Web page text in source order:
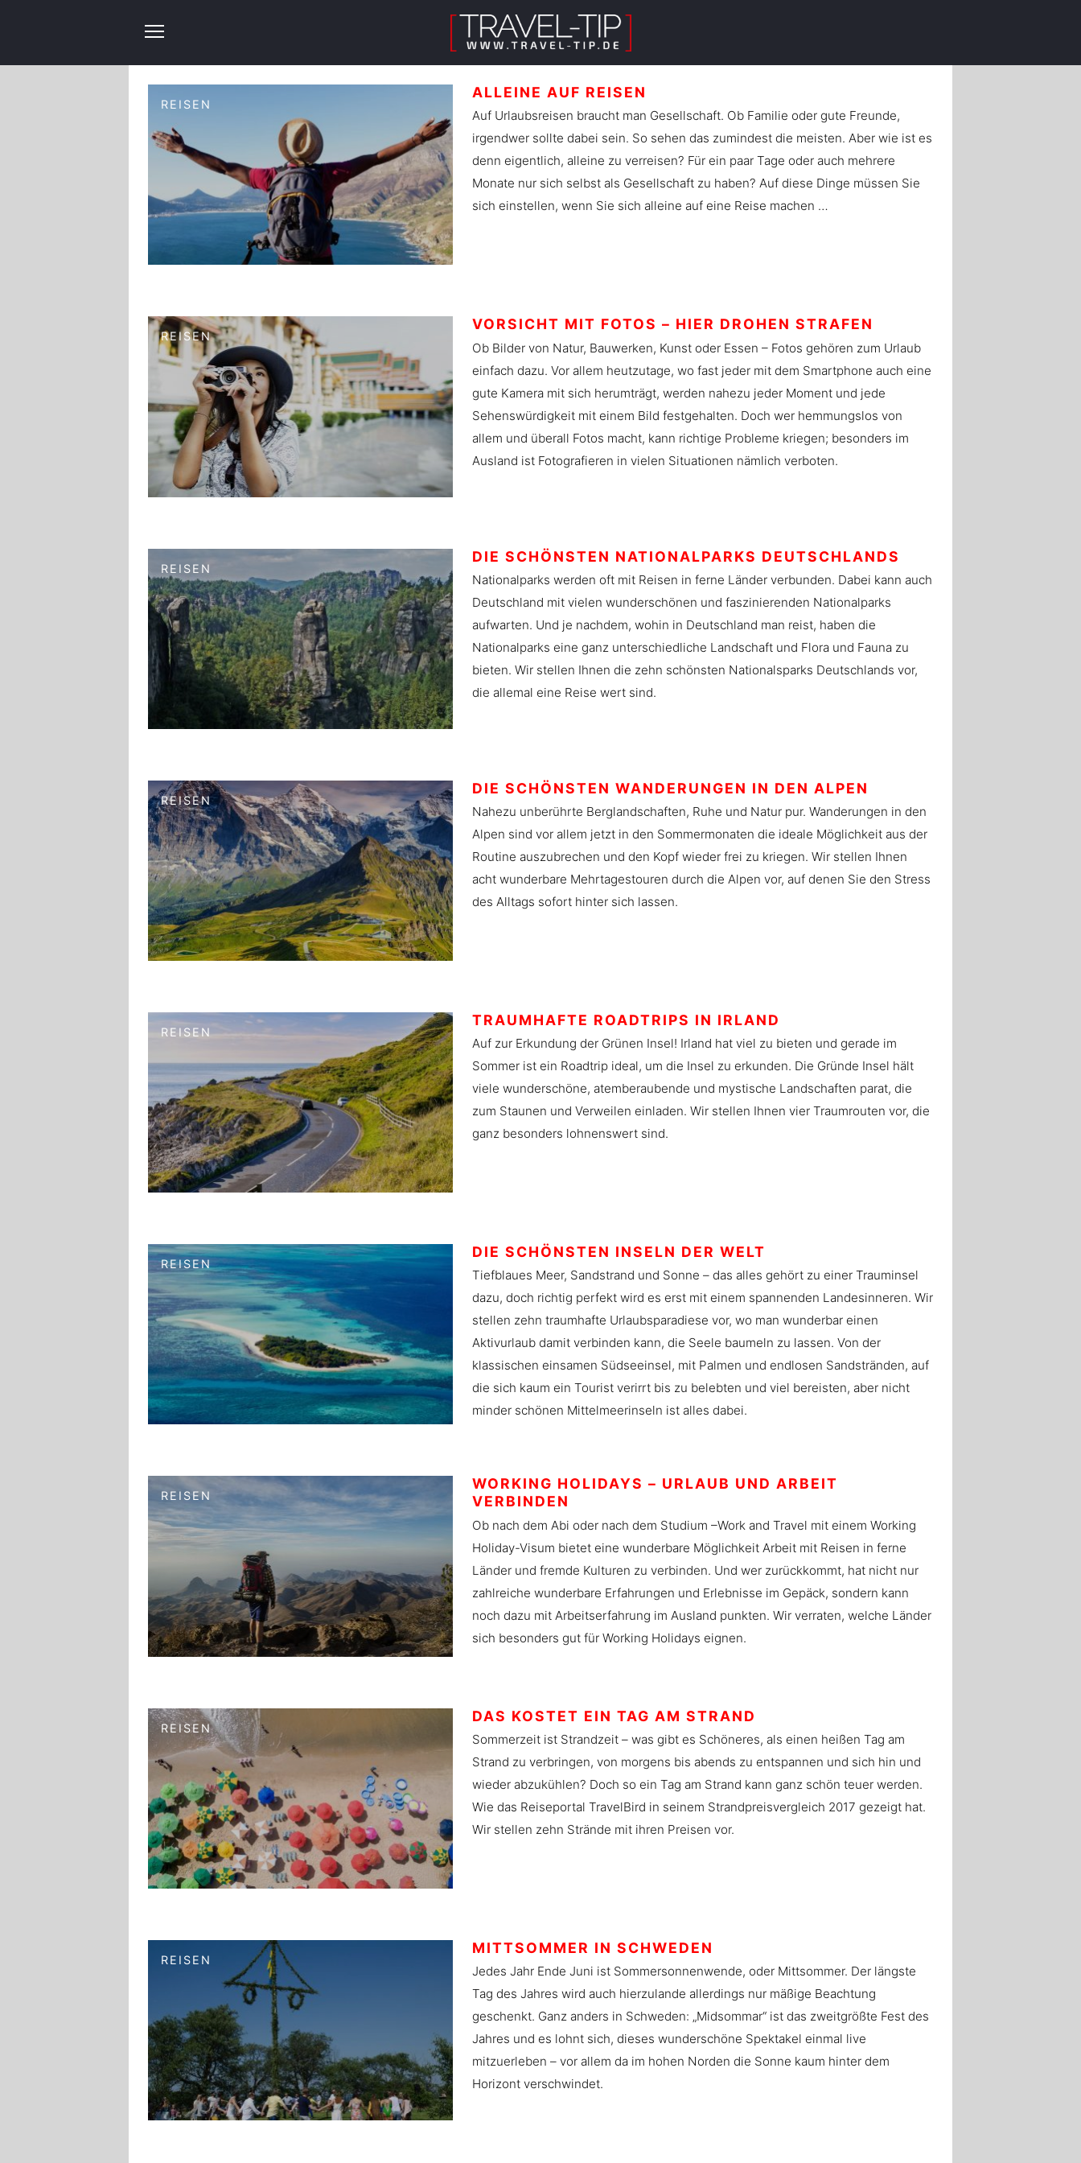
REISEN
ALLEINE AUF REISEN
Auf Urlaubsreisen braucht man Gesellschaft. Ob Familie oder gute Freunde,
irgendwer sollte dabei sein. So sehen das zumindest die meisten. Aber wie ist es
denn eigentlich, alleine zu verreisen? Für ein paar Tage oder auch mehrere
Monate nur sich selbst als Gesellschaft zu haben? Auf diese Dinge müssen Sie
sich einstellen, wenn Sie sich alleine auf eine Reise machen …
REISEN
VORSICHT MIT FOTOS – HIER DROHEN STRAFEN
Ob Bilder von Natur, Bauwerken, Kunst oder Essen – Fotos gehören zum Urlaub
einfach dazu. Vor allem heutzutage, wo fast jeder mit dem Smartphone auch eine
gute Kamera mit sich herumträgt, werden nahezu jeder Moment und jede
Sehenswürdigkeit mit einem Bild festgehalten. Doch wer hemmungslos von
allem und überall Fotos macht, kann richtige Probleme kriegen; besonders im
Ausland ist Fotografieren in vielen Situationen nämlich verboten.
REISEN
DIE SCHÖNSTEN NATIONALPARKS DEUTSCHLANDS
Nationalparks werden oft mit Reisen in ferne Länder verbunden. Dabei kann auch
Deutschland mit vielen wunderschönen und faszinierenden Nationalparks
aufwarten. Und je nachdem, wohin in Deutschland man reist, haben die
Nationalparks eine ganz unterschiedliche Landschaft und Flora und Fauna zu
bieten. Wir stellen Ihnen die zehn schönsten Nationalsparks Deutschlands vor,
die allemal eine Reise wert sind.
REISEN
DIE SCHÖNSTEN WANDERUNGEN IN DEN ALPEN
Nahezu unberührte Berglandschaften, Ruhe und Natur pur. Wanderungen in den
Alpen sind vor allem jetzt in den Sommermonaten die ideale Möglichkeit aus der
Routine auszubrechen und den Kopf wieder frei zu kriegen. Wir stellen Ihnen
acht wunderbare Mehrtagestouren durch die Alpen vor, auf denen Sie den Stress
des Alltags sofort hinter sich lassen.
REISEN
TRAUMHAFTE ROADTRIPS IN IRLAND
Auf zur Erkundung der Grünen Insel! Irland hat viel zu bieten und gerade im
Sommer ist ein Roadtrip ideal, um die Insel zu erkunden. Die Gründe Insel hält
viele wunderschöne, atemberaubende und mystische Landschaften parat, die
zum Staunen und Verweilen einladen. Wir stellen Ihnen vier Traumrouten vor, die
ganz besonders lohnenswert sind.
REISEN
DIE SCHÖNSTEN INSELN DER WELT
Tiefblaues Meer, Sandstrand und Sonne – das alles gehört zu einer Trauminsel
dazu, doch richtig perfekt wird es erst mit einem spannenden Landesinneren. Wir
stellen zehn traumhafte Urlaubsparadiese vor, wo man wunderbar einen
Aktivurlaub damit verbinden kann, die Seele baumeln zu lassen. Von der
klassischen einsamen Südseeinsel, mit Palmen und endlosen Sandstränden, auf
die sich kaum ein Tourist verirrt bis zu belebten und viel bereisten, aber nicht
minder schönen Mittelmeerinseln ist alles dabei.
REISEN
WORKING HOLIDAYS – URLAUB UND ARBEIT
VERBINDEN
Ob nach dem Abi oder nach dem Studium –Work and Travel mit einem Working
Holiday-Visum bietet eine wunderbare Möglichkeit Arbeit mit Reisen in ferne
Länder und fremde Kulturen zu verbinden. Und wer zurückkommt, hat nicht nur
zahlreiche wunderbare Erfahrungen und Erlebnisse im Gepäck, sondern kann
noch dazu mit Arbeitserfahrung im Ausland punkten. Wir verraten, welche Länder
sich besonders gut für Working Holidays eignen.
REISEN
DAS KOSTET EIN TAG AM STRAND
Sommerzeit ist Strandzeit – was gibt es Schöneres, als einen heißen Tag am
Strand zu verbringen, von morgens bis abends zu entspannen und sich hin und
wieder abzukühlen? Doch so ein Tag am Strand kann ganz schön teuer werden.
Wie das Reiseportal TravelBird in seinem Strandpreisvergleich 2017 gezeigt hat.
Wir stellen zehn Strände mit ihren Preisen vor.
REISEN
MITTSOMMER IN SCHWEDEN
Jedes Jahr Ende Juni ist Sommersonnenwende, oder Mittsommer. Der längste
Tag des Jahres wird auch hierzulande allerdings nur mäßige Beachtung
geschenkt. Ganz anders in Schweden: „Midsommar“ ist das zweitgrößte Fest des
Jahres und es lohnt sich, dieses wunderschöne Spektakel einmal live
mitzuerleben – vor allem da im hohen Norden die Sonne kaum hinter dem
Horizont verschwindet.